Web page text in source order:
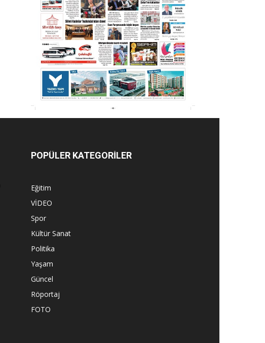
POPÜLER KATEGORİLER
Eğitim
VİDEO
Spor
Kültür Sanat
Politika
Yaşam
Güncel
Röportaj
FOTO